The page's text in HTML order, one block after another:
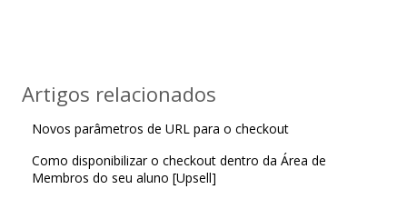
Artigos relacionados
Novos parâmetros de URL para o checkout
Como disponibilizar o checkout dentro da Área de
Membros do seu aluno [Upsell]